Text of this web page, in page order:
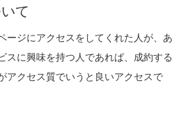
て
ージにアクセスをしてくれた人が、あ
スに興味を持つ人であれば、成約する
アクセス質でいうと良いアクセスで